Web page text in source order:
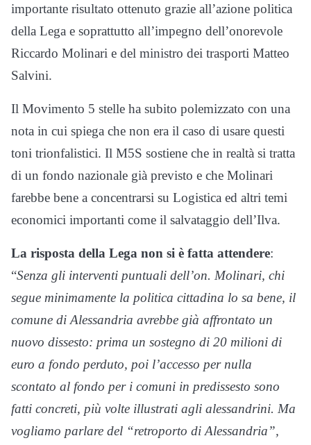
importante risultato ottenuto grazie all’azione politica
della Lega e soprattutto all’impegno dell’onorevole
Riccardo Molinari e del ministro dei trasporti Matteo
Salvini.
Il Movimento 5 stelle ha subito polemizzato con una
nota in cui spiega che non era il caso di usare questi
toni trionfalistici. Il M5S sostiene che in realtà si tratta
di un fondo nazionale già previsto e che Molinari
farebbe bene a concentrarsi su Logistica ed altri temi
economici importanti come il salvataggio dell’Ilva.
La risposta della Lega non si è fatta attendere:
“Senza gli interventi puntuali dell’on. Molinari, chi
segue minimamente la politica cittadina lo sa bene, il
comune di Alessandria avrebbe già affrontato un
nuovo dissesto: prima un sostegno di 20 milioni di
euro a fondo perduto, poi l’accesso per nulla
scontato al fondo per i comuni in predissesto sono
fatti concreti, più volte illustrati agli alessandrini. Ma
vogliamo parlare del “retroporto di Alessandria”,